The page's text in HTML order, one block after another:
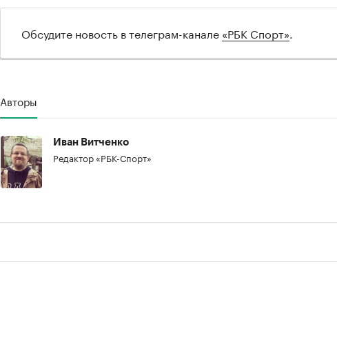
Обсудите новость в телеграм-канале «РБК Спорт»
Авторы
Иван Витченко
Редактор «РБК-Спорт»